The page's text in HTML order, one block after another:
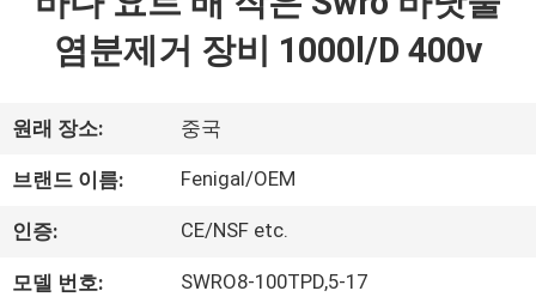
품
우
리
염분제거 장비 1000l/D 400v
원래 장소: 중국
브랜드 이름: Fenigal/OEM
인증: CE/NSF etc.
모델 번호: SWRO8-100TPD,5-17